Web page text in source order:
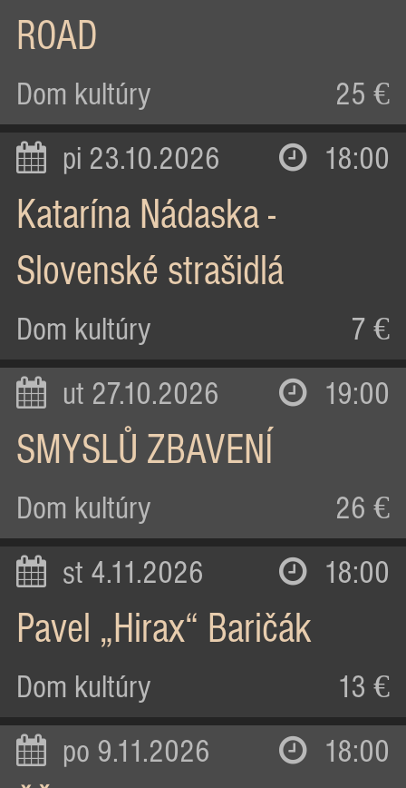
ROAD
Dom kultúry 25 €
pi 23.10.2026 18:00
Katarína Nádaska -
Slovenské strašidlá
Dom kultúry 7 €
ut 27.10.2026 19:00
SMYSLŮ ZBAVENÍ
Dom kultúry 26 €
st 4.11.2026 18:00
Pavel „Hirax“ Baričák
Dom kultúry 13 €
po 9.11.2026 18:00